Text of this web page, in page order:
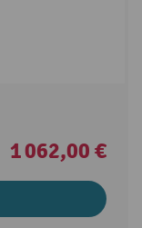
1 062,00 €